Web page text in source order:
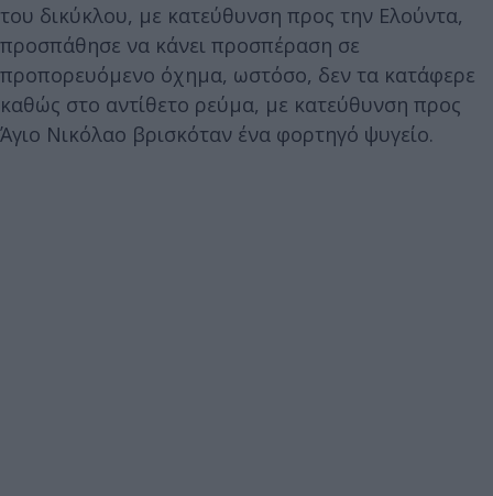
του δικύκλου, με κατεύθυνση προς την Ελούντα,
προσπάθησε να κάνει προσπέραση σε
προπορευόμενο όχημα, ωστόσο, δεν τα κατάφερε
καθώς στο αντίθετο ρεύμα, με κατεύθυνση προς
Άγιο Νικόλαο βρισκόταν ένα φορτηγό ψυγείο.